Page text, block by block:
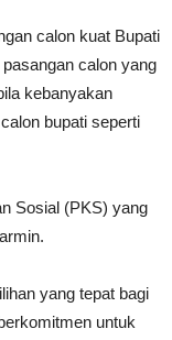
calon kuat Bupati
calon yang
kebanyakan
bupati seperti
Sosial (PKS) yang
yang tepat bagi
untuk